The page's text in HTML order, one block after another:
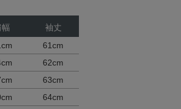
幅
袖丈
61cm
62cm
63cm
64cm